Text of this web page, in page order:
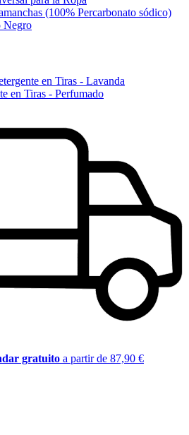
(100% Percarbonato sódico)
Negro
en Tiras - Lavanda
en Tiras - Perfumado
gratuito a partir de 87,90 €